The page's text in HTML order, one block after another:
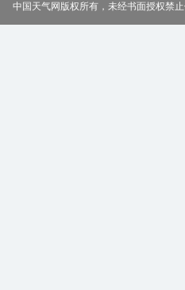
中国天气网版权所有，未经书面授权